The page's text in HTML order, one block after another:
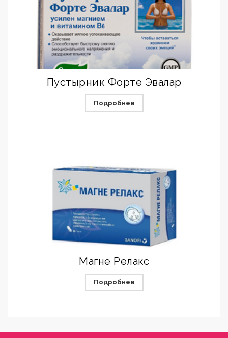
Пустырник Форте Эвалар
Подробнее
Магне Релакс
Подробнее